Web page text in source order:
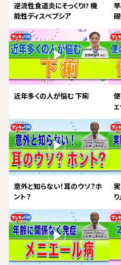
逆流性食道炎にそっくり!? 機
能性ディスペプシア
近年多くの人が悩む 下痢
意外と知らない！耳のウソ？ホ
ント？
り」